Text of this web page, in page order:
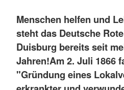
Menschen helfen und
steht das Deutsche
Duisburg bereits seit
Jahren!Am 2. Juli 1866
"Gründung eines